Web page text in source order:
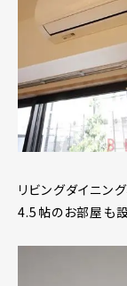
リビングダイニン
4.5帖のお部屋も